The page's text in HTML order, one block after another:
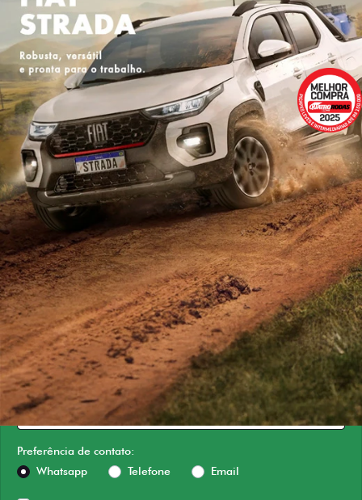
ESTOU INTERESSADO
Versão escolhida
Preferência de contato:
Whatsapp
Telefone Email